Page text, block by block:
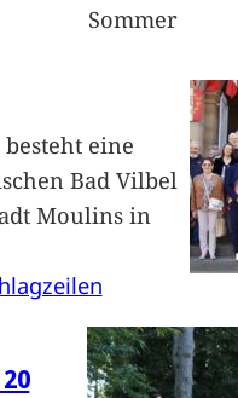
Sommer
eine
Bad Vilbel
Moulins in